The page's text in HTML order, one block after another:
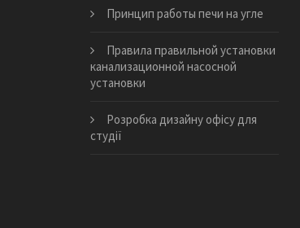
Принцип работы печи на угле
Правила правильной установки
канализационной насосной
установки
Розробка дизайну офісу для
студії